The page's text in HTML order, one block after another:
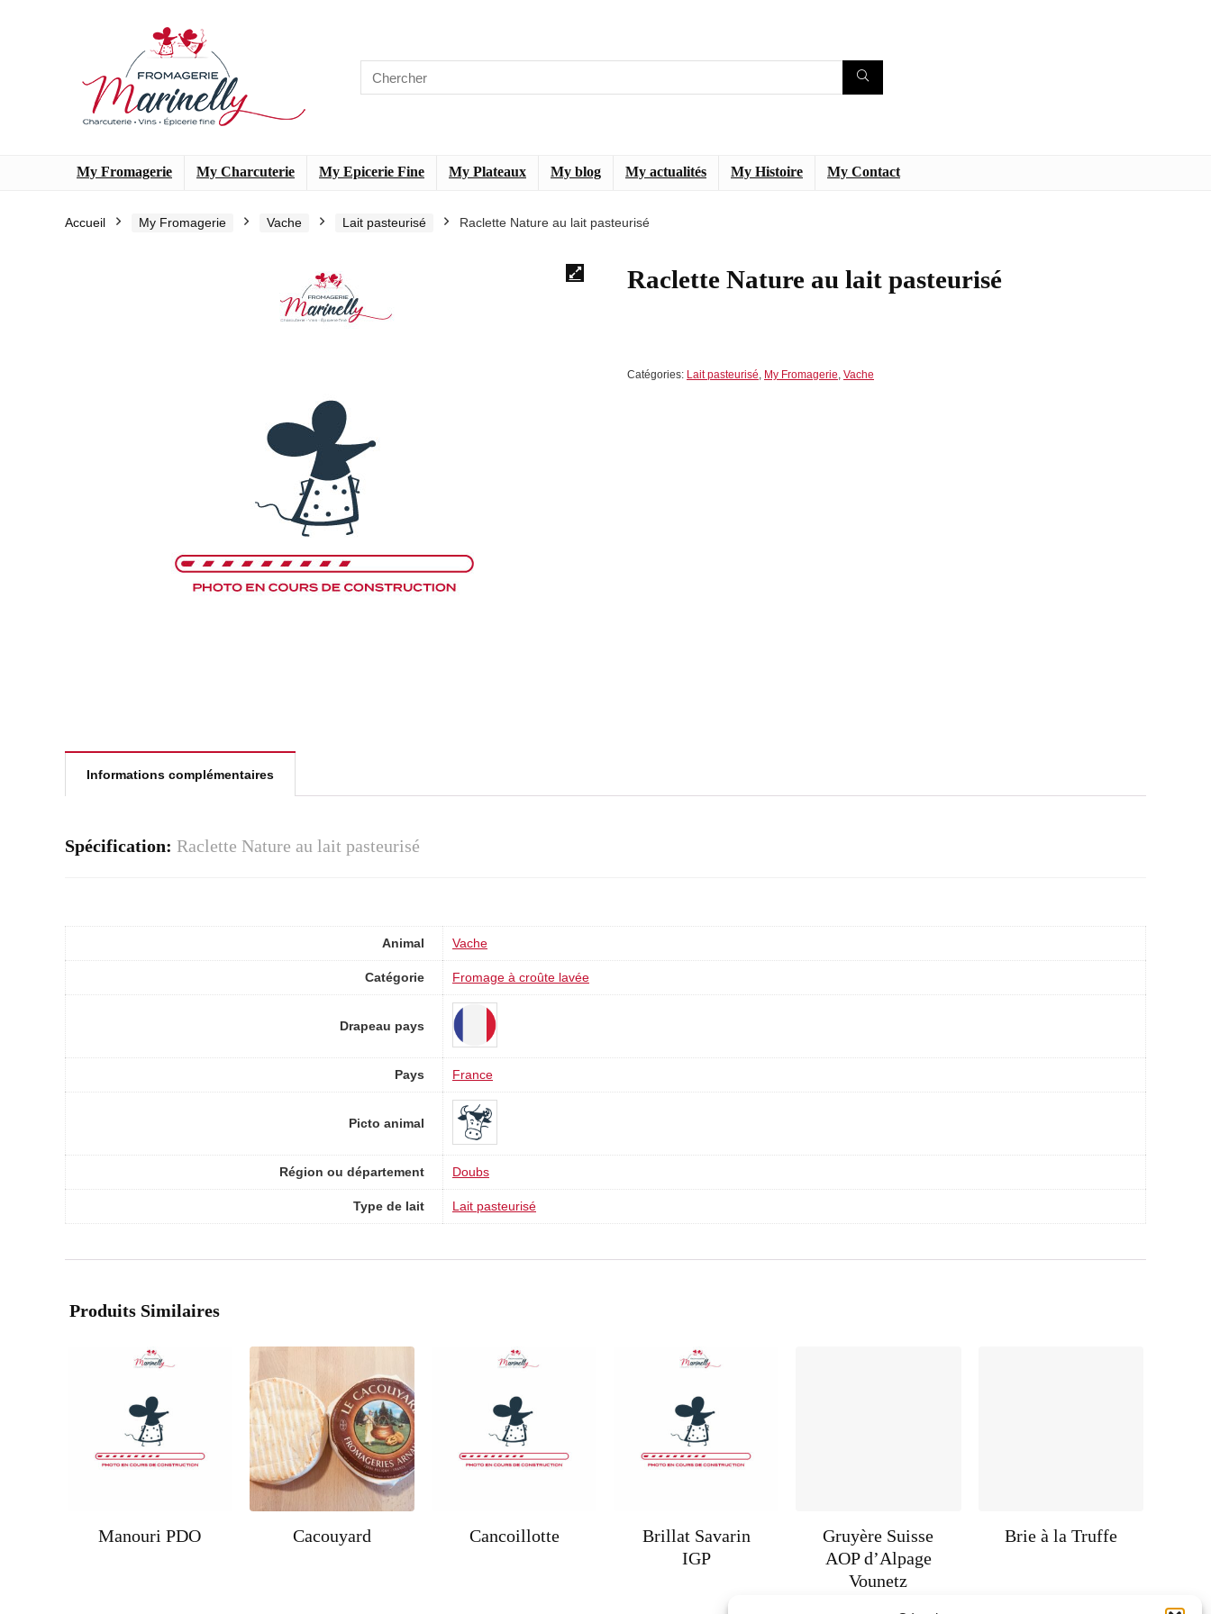
My Fromagerie My Charcuterie My Epicerie Fine My Plateaux My blog My actualités My Histoire My Contact
Accueil My Fromagerie Vache Lait pasteurisé Raclette Nature au lait pasteurisé
Raclette Nature au lait pasteurisé
Catégories: Lait pasteurisé, My Fromagerie, Vache
Informations complémentaires
Spécification: Raclette Nature au lait pasteurisé
Animal Vache
Catégorie Fromage à croûte lavée
Drapeau pays
Pays France
Picto animal
Région ou département Doubs
Type de lait Lait pasteurisé
Produits Similaires
Manouri PDO Cacouyard Cancoillotte
Brillat Savarin
IGP
Gruyère Suisse
AOP d’Alpage
Vounetz
Brie à la Truffe